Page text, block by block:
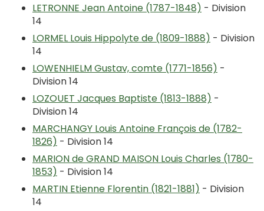
LETRONNE Jean Antoine (1787-1848) - Division
14
LORMEL Louis Hippolyte de (1809-1888) - Division
14
LOWENHIELM Gustav, comte (1771-1856) -
Division 14
LOZOUET Jacques Baptiste (1813-1888) -
Division 14
MARCHANGY Louis Antoine François de (1782-
1826) - Division 14
MARION de GRAND MAISON Louis Charles (1780-
1853) - Division 14
MARTIN Etienne Florentin (1821-1881) - Division
14